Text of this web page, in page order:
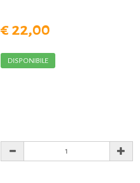
€ 22,00
DISPONIBILE